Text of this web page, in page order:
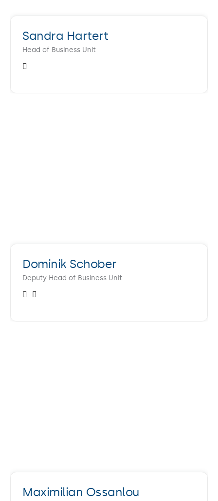
Sandra Hartert
Head of Business Unit
Dominik Schober
Deputy Head of Business Unit
Maximilian Ossanlou